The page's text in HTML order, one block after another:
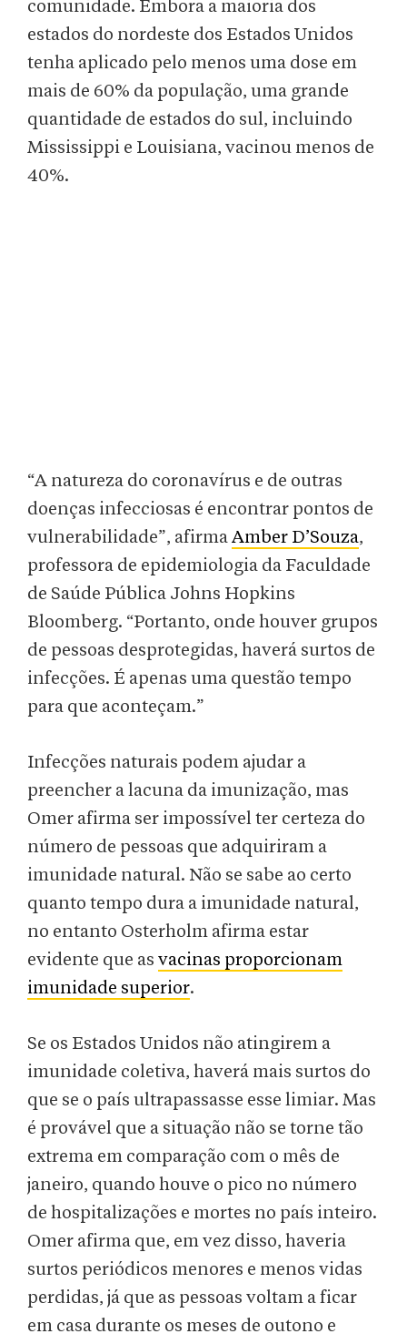
comunidade. Embora a maioria dos
estados do nordeste dos Estados Unidos
tenha aplicado pelo menos uma dose em
mais de 60% da população, uma grande
quantidade de estados do sul, incluindo
Mississippi e Louisiana, vacinou menos de
40%.
“A natureza do coronavírus e de outras
doenças infecciosas é encontrar pontos de
vulnerabilidade”, afirmaAmber D’Souza,
professora de epidemiologia da Faculdade
de Saúde Pública Johns Hopkins
Bloomberg. “Portanto, onde houver grupos
de pessoas desprotegidas, haverá surtos de
infecções. É apenas uma questão tempo
para que aconteçam.”
Infecções naturais podem ajudar a
preencher a lacuna da imunização, mas
Omer afirma ser impossível ter certeza do
número de pessoas que adquiriram a
imunidade natural. Não se sabe ao certo
quanto tempo dura a imunidade natural,
no entanto Osterholm afirma estar
evidente que as vacinas proporcionam
imunidade superior.
Se os Estados Unidos não atingirem a
imunidade coletiva, haverá mais surtos do
que se o país ultrapassasse esse limiar. Mas
é provável que a situação não se torne tão
extrema em comparação com o mês de
janeiro, quando houve o pico no número
de hospitalizações e mortes no país inteiro.
Omer afirma que, em vez disso, haveria
surtos periódicos menores e menos vidas
perdidas, já que as pessoas voltam a ficar
em casa durante os meses de outono e